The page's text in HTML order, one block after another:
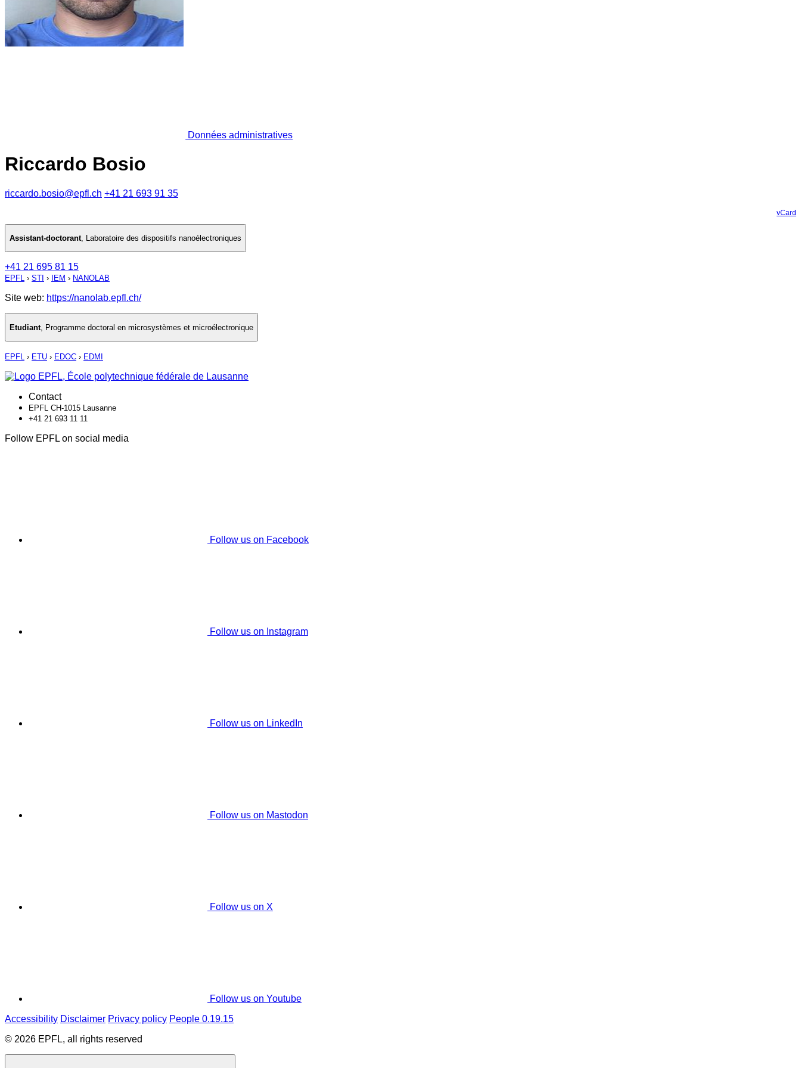
Données administratives
Riccardo Bosio
riccardo.bosio@epfl.ch +41 21 693 91 35
vCard
Assistant-doctorant, Laboratoire des dispositifs nanoélectroniques
+41 21 695 81 15
EPFL › STI › IEM › NANOLAB
Site web: https://nanolab.epfl.ch/
Etudiant Programme doctoral en microsystèmes et microélectronique
EPFL › ETU › EDOC › EDMI
Contact
EPFL CH-1015 Lausanne
+41 21 693 11 11
Follow EPFL on social media
Follow us on Facebook
Follow us on Instagram
Follow us on LinkedIn
Follow us on Mastodon
Follow us on X
Follow us on Youtube
Accessibility Disclaimer Privacy policy People 0.19.15
© 2026 EPFL, all rights reserved